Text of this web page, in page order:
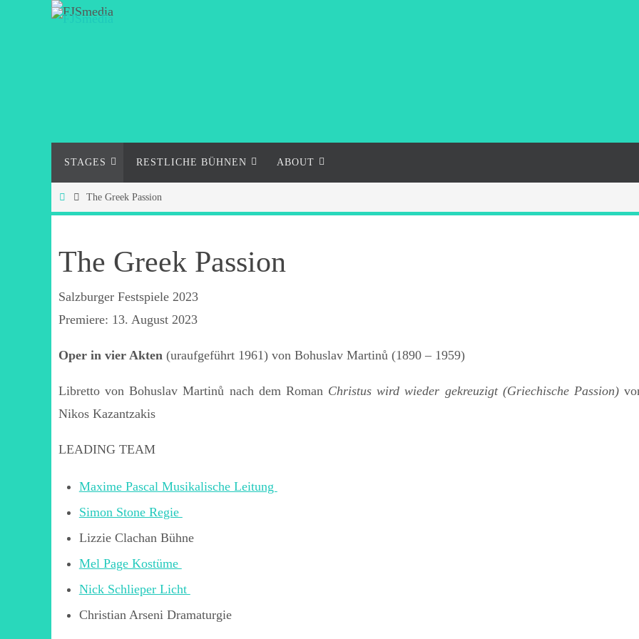
Inhalt
STAGES RESTLICHE BÜHNEN ABOUT
StartThe Greek Passion
The Greek Passion
Salzburger Festspiele 2023
Premiere: 13. August 2023
Oper in vier Akten (uraufgeführt 1961) von Bohuslav Martinů (1890 – 1959)
Libretto von Bohuslav Martinů nach dem Roman Christus wird wieder gekreuzigt (Griechische Passion)
Nikos Kazantzakis
LEADING TEAM
Maxime Pascal Musikalische Leitung
Simon Stone Regie
Lizzie Clachan Bühne
Mel Page Kostüme
Nick Schlieper Licht
Christian Arseni Dramaturgie